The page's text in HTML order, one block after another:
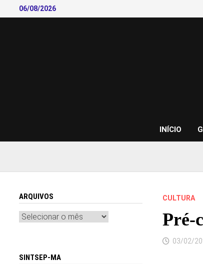
to
06/08/2026
INÍCIO
CULTURA
Pré-
03/02/
ARQUIVOS
Arquivos
SINTSEP-MA